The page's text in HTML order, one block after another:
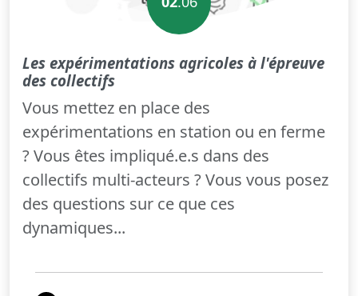
Les expérimentations agricoles à l'épreuve
des collectifs
Vous mettez en place des
expérimentations en station ou en ferme
? Vous êtes impliqué.e.s dans des
collectifs multi-acteurs ? Vous vous posez
des questions sur ce que ces
dynamiques...